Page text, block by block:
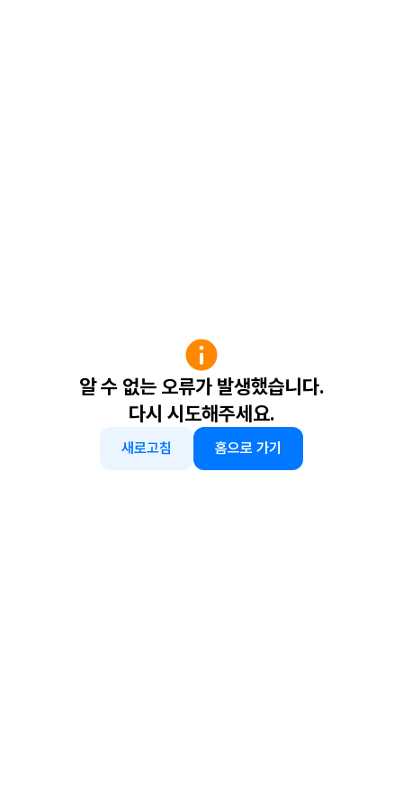
알 수 없는 오류가 발생했습니다.
다시 시도해주세요.
새로고침 홈으로 가기